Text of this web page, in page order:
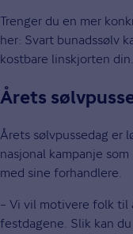
Trenger du en mer
her: Svart bunadssølv
kostbare linskjorten din.
Årets
Årets sølvpussedag er
nasjonal kampanje
med sine forhandlere.
– Vi vil motivere folk
festdagene. Slik kan